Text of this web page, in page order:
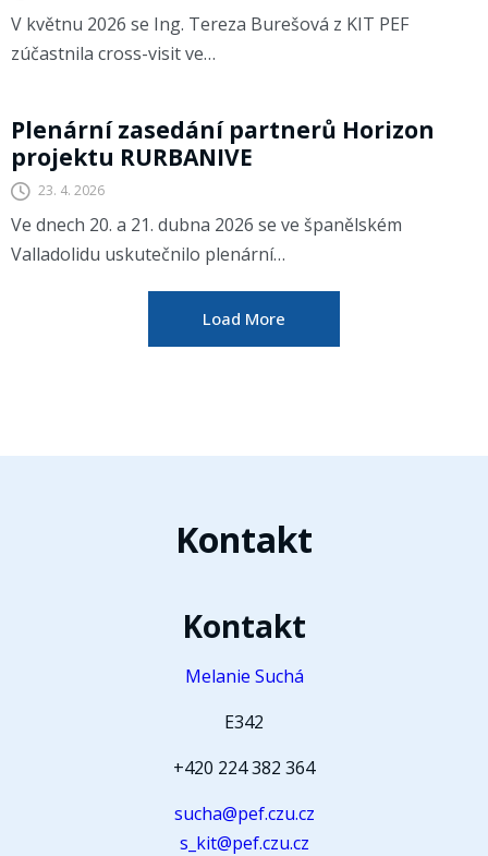
V květnu 2026 se Ing. Tereza Burešová z KIT PEF
zúčastnila cross-visit ve…
Homepage
Plenární zasedání partnerů Horizon
projektu RURBANIVE
23. 4. 2026
Ve dnech 20. a 21. dubna 2026 se ve španělském
Valladolidu uskutečnilo plenární…
Load More
Kontakt
Kontakt
Melanie Suchá
E342
+420 224 382 364
sucha@pef.czu.cz
s_kit@pef.czu.cz